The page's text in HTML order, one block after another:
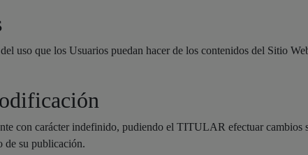
uso que los Usuarios puedan hacer de los contenidos del Sitio
con carácter indefinido, pudiendo el TITULAR efectuar cambios
de su publicación.